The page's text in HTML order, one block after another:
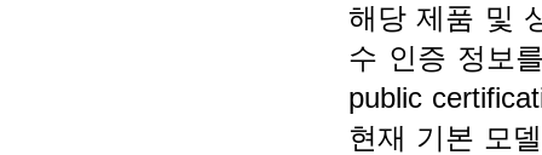
해당 제품 및
수 인증 정보
public
현재 기본 모